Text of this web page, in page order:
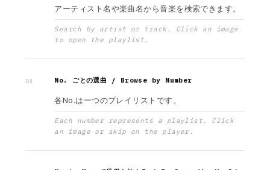
アーティスト名や楽曲名から音楽を検索できます。
Search by artist or track. Click an image
to open the playlist.
04 No. ごとの選曲 / Browse by Number
各No.は一つのプレイリストです。
Each number represents a playlist. Click
an image or skip on the player.